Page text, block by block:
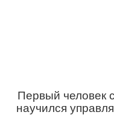
Первый человек
научился